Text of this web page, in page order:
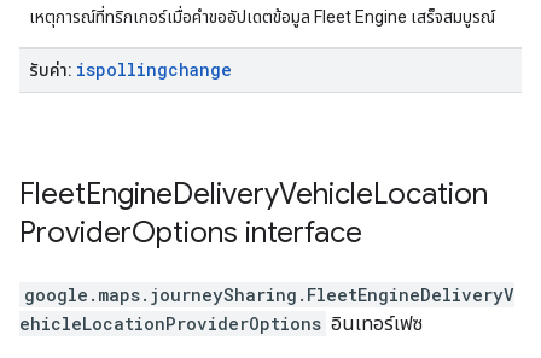
เหตุการณ์ที่ทริกเกอร์เมื่อคำขออัปเดตข้อมูล Fleet Engine เสร็จสมบูรณ์
รับค่า: ispollingchange
FleetEngineDeliveryVehicleLocation
ProviderOptions interface
google.maps.journeySharing . FleetEngineDeliveryV
ehicleLocationProviderOptions อินเทอร์เฟซ